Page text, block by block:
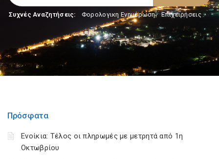
Συχνές Αναζητήσεις: Φορολογικη Ενημέρωση, Επιχειρήσεις
Πρόσφατα
Ενοίκια: Τέλος οι πληρωμές με μετρητά από 1η
Οκτωβρίου